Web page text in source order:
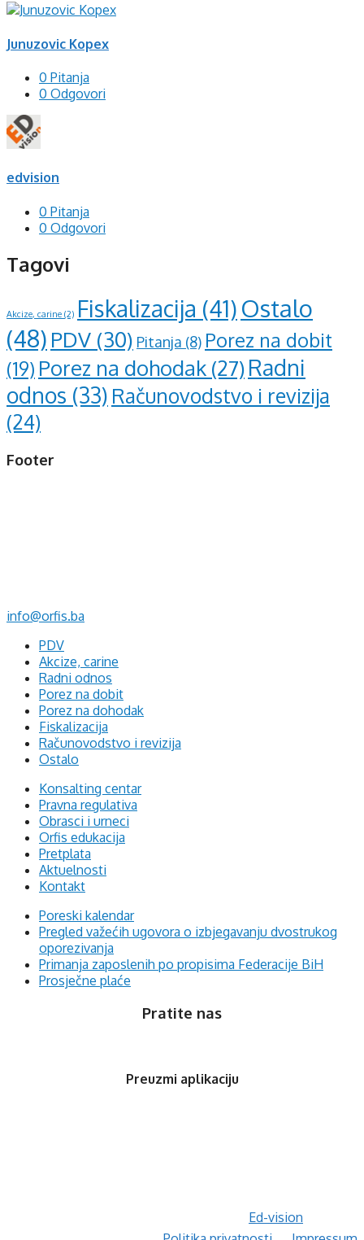
Junuzovic Kopex
0 Pitanja
0 Odgovori
edvision
0 Pitanja
0 Odgovori
Tagovi
Akcize, carine (2) Fiskalizacija (41)Ostalo
(48) PDV (30) Pitanja (8) Porez na dobit
(19) Porez na dohodak (27)Radni
odnos (33) Računovodstvo i revizija
(24)
Footer
info@orfis.ba
PDV
Akcize, carine
Radni odnos
Porez na dobit
Porez na dohodak
Fiskalizacija
Računovodstvo i revizija
Ostalo
Konsalting centar
Pravna regulativa
Obrasci i urneci
Orfis edukacija
Pretplata
Aktuelnosti
Kontakt
Poreski kalendar
Pregled važećih ugovora o izbjegavanju dvostrukog
oporezivanja
Primanja zaposlenih po propisima Federacije BiH
Prosječne plaće
Pratite nas
Preuzmi aplikaciju
Ed-vision